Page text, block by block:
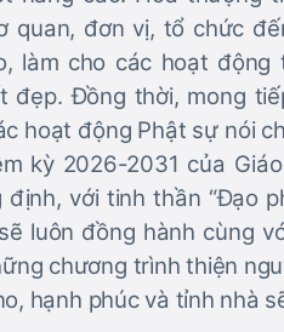
quan, đơn vị, tổ chức
làm cho các hoạt
đẹp. Đồng thời, mong
hoạt động Phật sự nói
kỳ 2026-2031 của
với tinh thần “Đạo
luôn đồng hành cùng
chương trình thiện
hạnh phúc và tỉnh nhà